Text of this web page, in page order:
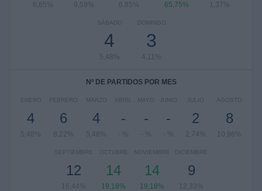
6,85% 9,59% 6,85% 65,75% 1,37%
SÁBADO
4
5,48%
DOMINGO
3
4,11%
Nº DE PARTIDOS POR MES
ENERO
4
5,48%
FEBRERO
6
8,22%
MARZO
4
5,48%
ABRIL
-
- %
MAYO
-
- %
JUNIO
-
- %
JULIO
2
2,74%
AGOSTO
8
10,96%
SEPTIEMBRE
12
16,44%
OCTUBRE
14
19,18%
NOVIEMBRE
14
19,18%
DICIEMBRE
9
12,33%